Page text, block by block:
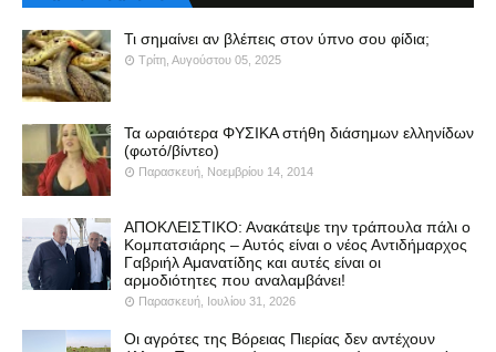
Τι σημαίνει αν βλέπεις στον ύπνο σου φίδια;
Τρίτη, Αυγούστου 05, 2025
Τα ωραιότερα ΦΥΣΙΚΑ στήθη διάσημων ελληνίδων
(φωτό/βίντεο)
Παρασκευή, Νοεμβρίου 14, 2014
ΑΠΟΚΛΕΙΣΤΙΚΟ: Ανακάτεψε την τράπουλα πάλι ο
Κομπατσιάρης – Αυτός είναι ο νέος Αντιδήμαρχος
Γαβριήλ Αμανατίδης και αυτές είναι οι
αρμοδιότητες που αναλαμβάνει!
Παρασκευή, Ιουλίου 31, 2026
Οι αγρότες της Βόρειας Πιερίας δεν αντέχουν